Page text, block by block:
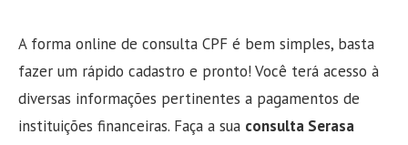
A forma online de consulta CPF é bem simples, basta
fazer um rápido cadastro e pronto! Você terá acesso à
diversas informações pertinentes a pagamentos de
instituições financeiras. Faça a sua consulta Serasa